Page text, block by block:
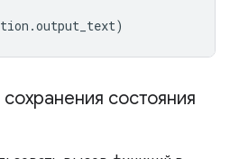
.output_text)
состояния